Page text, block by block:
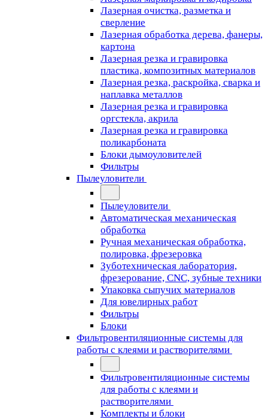
Лазерная очистка, разметка и
сверление
Лазерная обработка дерева, фанеры,
картона
Лазерная резка и гравировка
пластика, композитных материалов
Лазерная резка, раскройка, сварка и
наплавка металлов
Лазерная резка и гравировка
оргстекла, акрила
Лазерная резка и гравировка
поликарбоната
Блоки дымоуловителей
Фильтры
Пылеуловители
Пылеуловители
Автоматическая механическая
обработка
Ручная механическая обработка,
полировка, фрезеровка
Зуботехническая лаборатория,
фрезерование, CNC, зубные техники
Упаковка сыпучих материалов
Для ювелирных работ
Фильтры
Блоки
Фильтровентиляционные системы для
работы с клеями и растворителями
Фильтровентиляционные системы
для работы с клеями и
растворителями
Комплекты и блоки